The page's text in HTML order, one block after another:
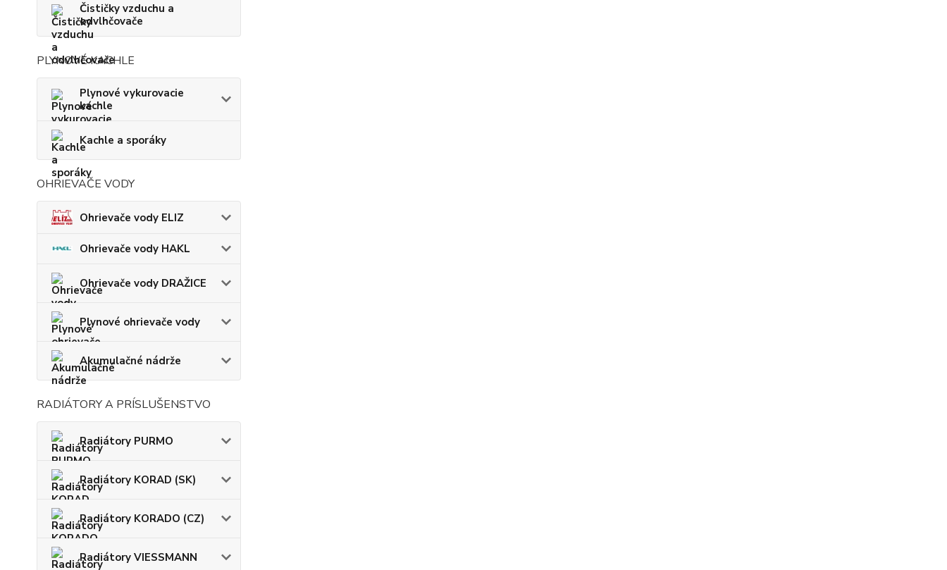
Čističky vzduchu a
odvlhčovače
PLYNOVÉ KACHLE
Plynové vykurovacie
kachle
Kachle a sporáky
OHRIEVAČE VODY
Ohrievače vody ELIZ
Ohrievače vody HAKL
Ohrievače vody DRAŽICE
Plynové ohrievače vody
Akumulačné nádrže
RADIÁTORY A PRÍSLUŠENSTVO
Radiátory PURMO
Radiátory KORAD (SK)
Radiátory KORADO (CZ)
Radiátory VIESSMANN